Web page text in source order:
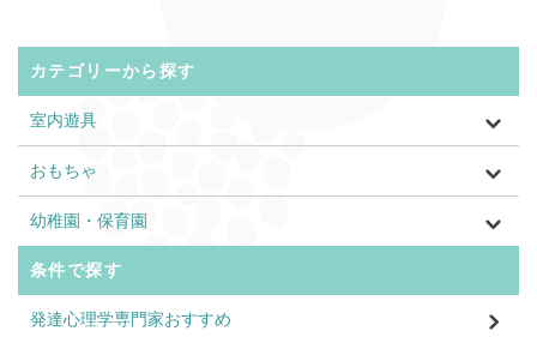
カテゴリーから探す
室内遊具
おもちゃ
幼稚園・保育園
条件で探す
発達心理学専門家おすすめ